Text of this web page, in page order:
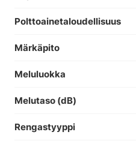
Polttoainetaloudellisuus
Märkäpito
Meluluokka
Melutaso (dB)
Rengastyyppi